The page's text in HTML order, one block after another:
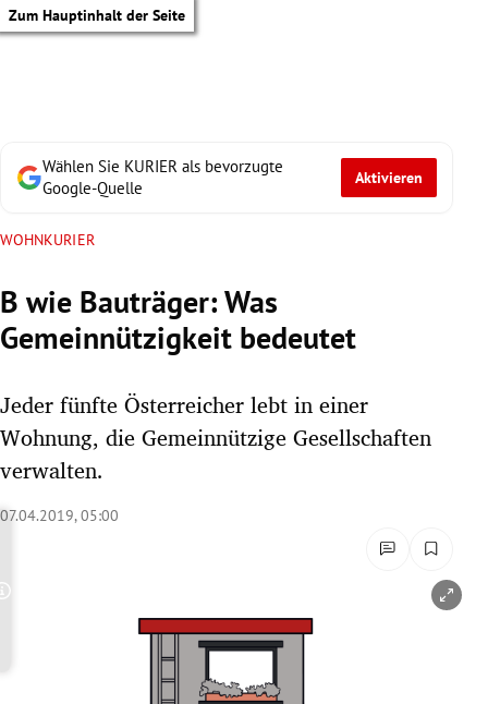
Zum Hauptinhalt der Seite
Untermenü
Untermenü
Wählen Sie KURIER als bevorzugte
Google-Quelle
Aktivieren
WOHNKURIER
B wie Bauträger: Was
Gemeinnützigkeit bedeutet
Jeder fünfte Österreicher lebt in einer
Wohnung, die Gemeinnützige Gesellschaften
verwalten.
07.04.2019, 05:00
Copyright-Hinweis öffnen/schließen